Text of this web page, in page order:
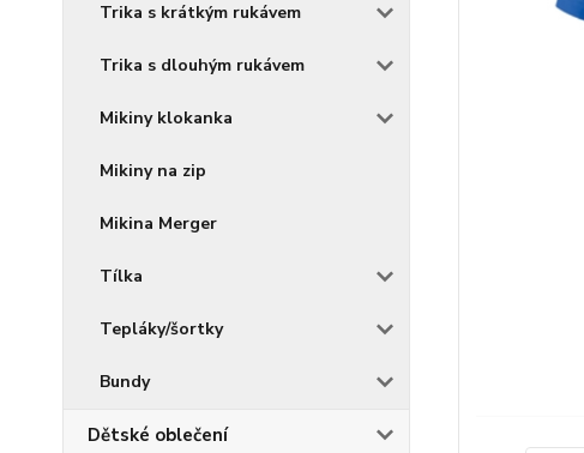
Trika s krátkým rukávem
Trika s dlouhým rukávem
Mikiny klokanka
Mikiny na zip
Mikina Merger
Tílka
Tepláky/šortky
Bundy
Dětské oblečení